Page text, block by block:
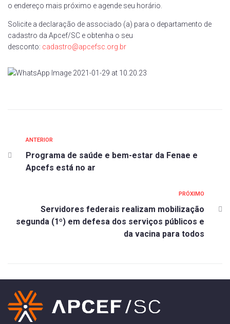
o endereço mais próximo e agende seu horário.
Solicite a declaração de associado (a) para o departamento de
cadastro da Apcef/SC e obtenha o seu
desconto: cadastro@apcefsc.org.br
ANTERIOR
Programa de saúde e bem-estar da Fenae e
Apcefs está no ar
PRÓXIMO
Servidores federais realizam mobilização
segunda (1º) em defesa dos serviços públicos e
da vacina para todos